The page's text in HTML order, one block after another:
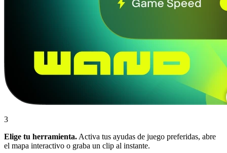
3
Elige tu herramienta. Activa tus ayudas de juego preferidas, abre
el mapa interactivo o graba un clip al instante.